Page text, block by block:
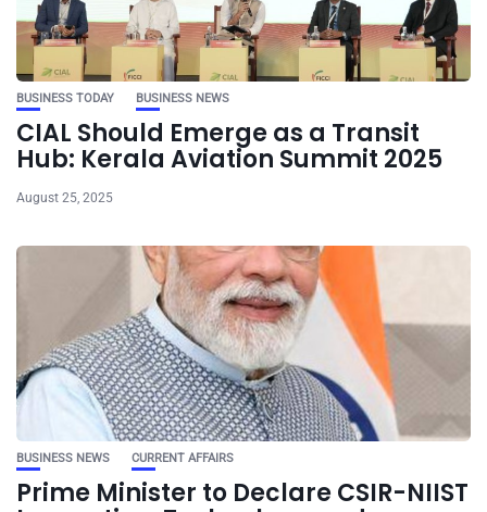
BUSINESS TODAY BUSINESS NEWS
CIAL Should Emerge as a Transit
Hub: Kerala Aviation Summit 2025
August 25, 2025
BUSINESS NEWS CURRENT AFFAIRS
Prime Minister to Declare CSIR-NIIST